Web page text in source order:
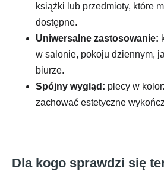
książki lub przedmioty, które
dostępne.
Uniwersalne zastosowanie:
w salonie, pokoju dziennym,
biurze.
Spójny wygląd: plecy w
zachować estetyczne
Dla kogo sprawdzi się